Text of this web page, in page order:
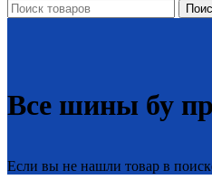
Все шины бу
Если вы не нашли товар в